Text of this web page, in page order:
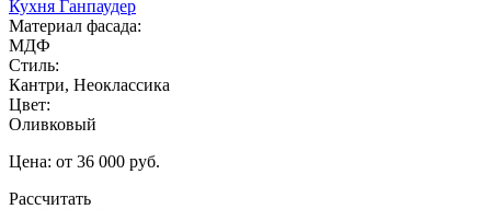
Кухня Ганпаудер
Материал фасада:
МДФ
Стиль:
Кантри, Неоклассика
Цвет:
Оливковый
Цена: от 36 000 руб.
Рассчитать